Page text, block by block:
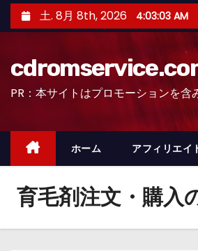
ン
ッ
土. 8月 8th, 2026 4:03:04 AM
PR：本サイトはプロモーションを含
ホーム アフィリエイ
育毛剤注文・購入